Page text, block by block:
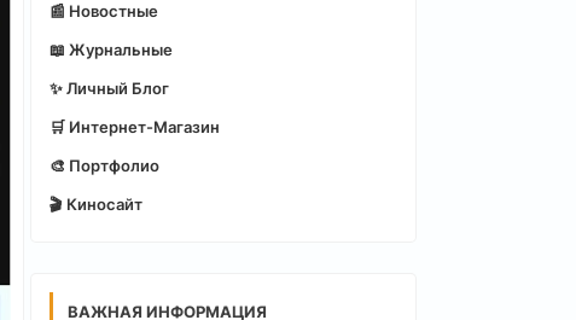
📰 Новостные
📖 Журнальные
✨ Личный Блог
🛒 Интернет-Магазин
🎨 Портфолио
🎬 Киносайт
ВАЖНАЯ ИНФОРМАЦИЯ